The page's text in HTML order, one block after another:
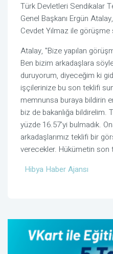
Türk Devletleri Sendikalar
Genel Başkanı Ergün
Cevdet Yılmaz ile görüşme
Atalay, "Bize yapılan
Ben bizim arkadaşlara
duruyorum, diyeceğim ki
işçilerinize bu son teklifi
memnunsa buraya bildirin
biz de bakanlığa bildirelim.
yüzde 16.57’yi bulmadık.
arkadaşlarımız teklifi bir
verecekler. Hükümetin son
Hibya Haber Ajansı